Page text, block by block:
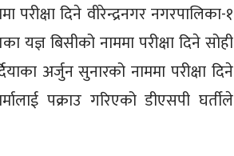
दिने वीरेन्द्रनगर नगरपालिका-१
यज्ञ बिसीको नाममा परीक्षा दिने सोही
अर्जुन सुनारको नाममा परीक्षा दिने
पक्राउ गरिएको डीएसपी घर्तीले